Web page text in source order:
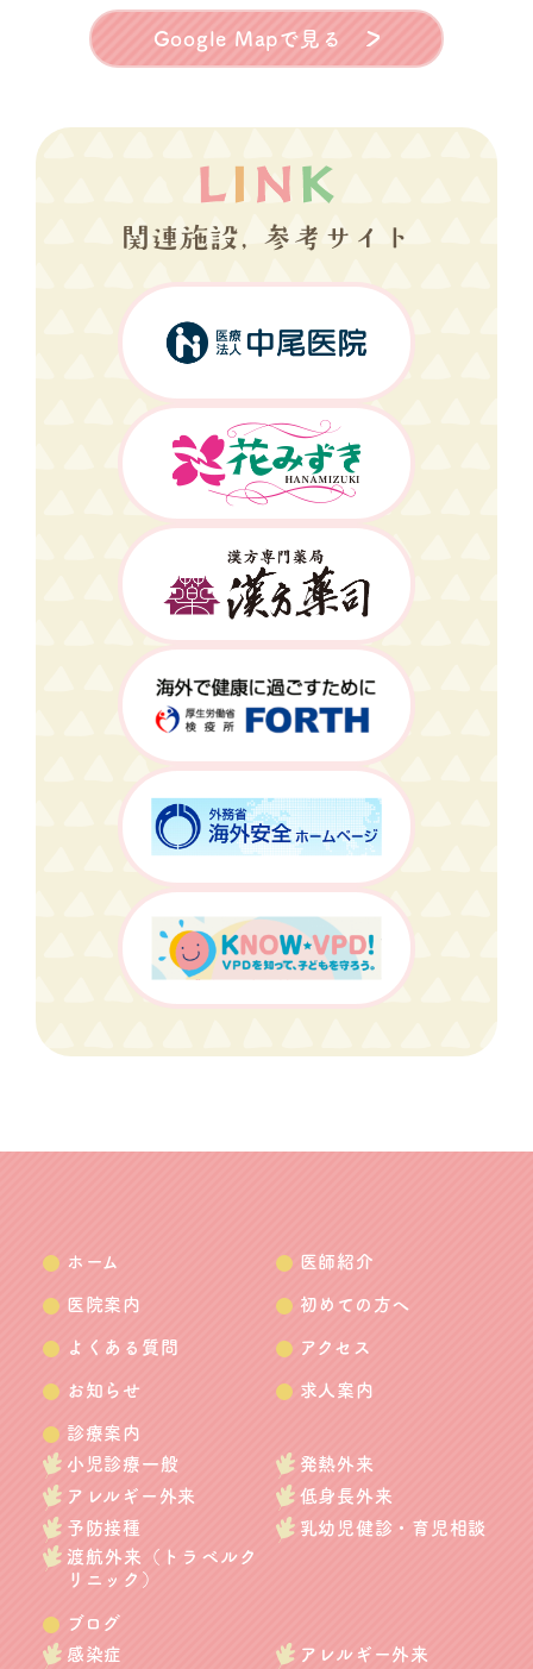
Google Mapで見る
関連施設, 参考サイト
ホーム 医師紹介
医院案内 初めての方へ
よくある質問 アクセス
お知らせ 求人案内
診療案内
小児診療一般
発熱外来
アレルギー外来
低身長外来
予防接種
乳幼児健診・育児相談
渡航外来（トラベルク
リニック）
ブログ
感染症
アレルギー外来